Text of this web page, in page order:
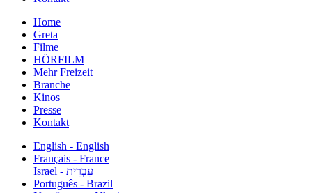
Home
Greta
Filme
HÖRFILM
Mehr Freizeit
Branche
Kinos
Presse
Kontakt
English - English
Français - France
עִבְרִית - Israel
Português - Brazil